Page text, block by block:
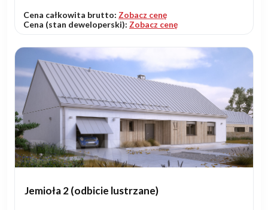
Cena całkowita brutto: Zobacz cenę
Cena (stan deweloperski): Zobacz cenę
Jemioła 2 (odbicie lustrzane)